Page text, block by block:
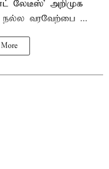
லேடீஸ்' அறிமுக
நல்ல வரவேற்பை ...